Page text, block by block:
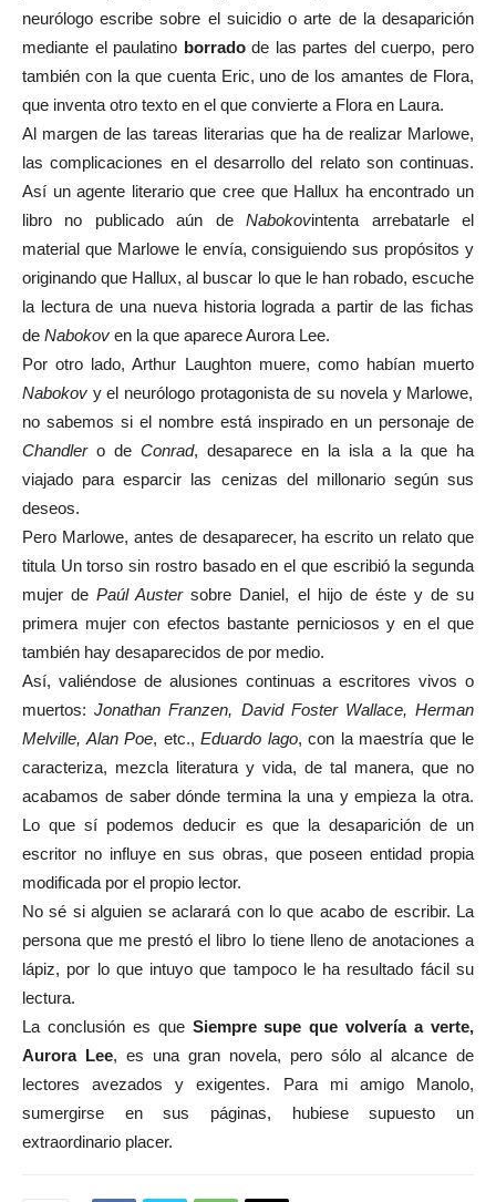
neurólogo escribe sobre el suicidio o arte de la desaparición
mediante el paulatino borradode las partes del cuerpo, pero
también con la que cuenta Eric, uno de los amantes de Flora,
que inventa otro texto en el que convierte a Flora en Laura.
Al margen de las tareas literarias que ha de realizar Marlowe,
las complicaciones en el desarrollo del relato son continuas.
Así un agente literario que cree que Hallux ha encontrado un
libro no publicado aún deNabokovintenta arrebatarle el
material que Marlowe le envía, consiguiendo sus propósitos y
originando que Hallux, al buscar lo que le han robado, escuche
la lectura de una nueva historia lograda a partir de las fichas
de Nabokov en la que aparece Aurora Lee.
Por otro lado, Arthur Laughton muere, como habían muerto
Nabokov y el neurólogo protagonista de su novela y Marlowe,
no sabemos si el nombre está inspirado en un personaje de
Chandler o de Conrad, desaparece en la isla a la que ha
viajado para esparcir las cenizas del millonario según sus
deseos.
Pero Marlowe, antes de desaparecer, ha escrito un relato que
titula Un torso sin rostro basado en el que escribió la segunda
mujer dePaúl Austersobre Daniel, el hijo de éste y de su
primera mujer con efectos bastante perniciosos y en el que
también hay desaparecidos de por medio.
Así, valiéndose de alusiones continuas a escritores vivos o
muertos:Jonathan Franzen, David Foster Wallace, Herman
Melville, Alan Poe, etc., Eduardo lago, con la maestría que le
caracteriza, mezcla literatura y vida, de tal manera, que no
acabamos de saber dónde termina la una y empieza la otra.
Lo que sí podemos deducir es que la desaparición de un
escritor no influye en sus obras, que poseen entidad propia
modificada por el propio lector.
No sé si alguien se aclarará con lo que acabo de escribir. La
persona que me prestó el libro lo tiene lleno de anotaciones a
lápiz, por lo que intuyo que tampoco le ha resultado fácil su
lectura.
La conclusión es que Siempre supe que volvería a verte,
Aurora Lee, es una gran novela, pero sólo al alcance de
lectores avezados y exigentes. Para mi amigo Manolo,
sumergirse en sus páginas, hubiese supuesto un
extraordinario placer.